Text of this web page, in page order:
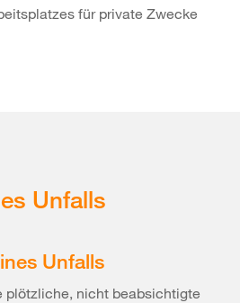
für private Zwecke
Unfalls
Unfalls
plötzliche, nicht beabsichtigte